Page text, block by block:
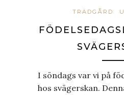
TRÄDGÅRD
I söndags var vi på
hos svägerskan.